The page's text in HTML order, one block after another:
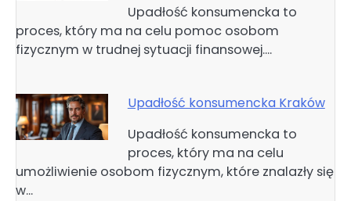
Upadłość konsumencka to
proces, który ma na celu pomoc osobom
fizycznym w trudnej sytuacji finansowej.…
Upadłość konsumencka Kraków
Upadłość konsumencka to
proces, który ma na celu
umożliwienie osobom fizycznym, które znalazły się
w…